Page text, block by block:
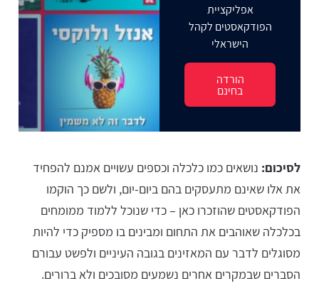
אפליקציית
הפודקאסטים לקהל
הישראלי
הורדה
בחינם
לסיכום: נושאים כמו כלכלה וכספים עשויים אמנם להפחיד
את אלו שאינם מתעסקים בהם ביום-יום, ולשם כך הוקמו
הפודקאסטים שהוזכרו כאן – כדי שנוכל ללמוד ממומחים
בכלכלה שאוהבים את התחום ומבינים בו מספיק כדי להיות
מסוגלים לדבר עם המאזינים בגובה העיניים ולפשט עבורם
הסברים שבמקרים אחרים נשמעים מסובכים ולא ברורים.